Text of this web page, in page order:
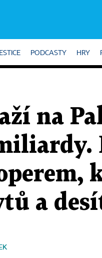
PODCASTY HRY
na
a